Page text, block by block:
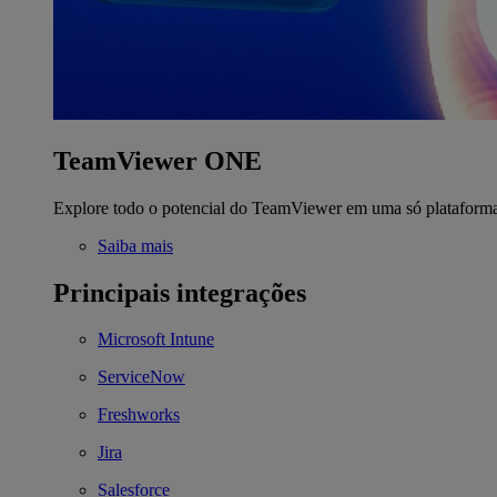
TeamViewer ONE
Explore todo o potencial do TeamViewer em uma só
Saiba mais
Principais integrações
Microsoft Intune
ServiceNow
Freshworks
Jira
Salesforce